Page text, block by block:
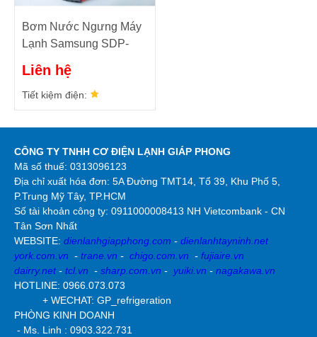
Bơm Nước Ngưng Máy
Lạnh Samsung SDP-
01166C
Liên hệ
Tiết kiệm điện:
CÔNG TY TNHH CƠ ĐIỆN LẠNH GIÁP PHONG
Mã số thuế: 0313096123
Địa chỉ xuất hóa đơn: 5A Đường TMT14, Tổ 39, Khu Phố 5,
P.Trung Mỹ Tây, TP.HCM
Số tài khoản công ty: 0911000008413 NH Vietcombank - CN
Tân Sơn Nhất
WEBSITE: dienlanhgiapphong.com - dienlanhtayninh.net
york.com.vn - trane.vn - chigo.com.vn - fujiaire.vn
dairry.net- tcl.vn - sharp.com.vn - yuiki.vn - nagakawa.vn
HOTLINE: 0966.073.073
+ WECHAT: GP_refrigeration
PHÒNG KINH DOANH
- Ms. Linh : 0903.322.731